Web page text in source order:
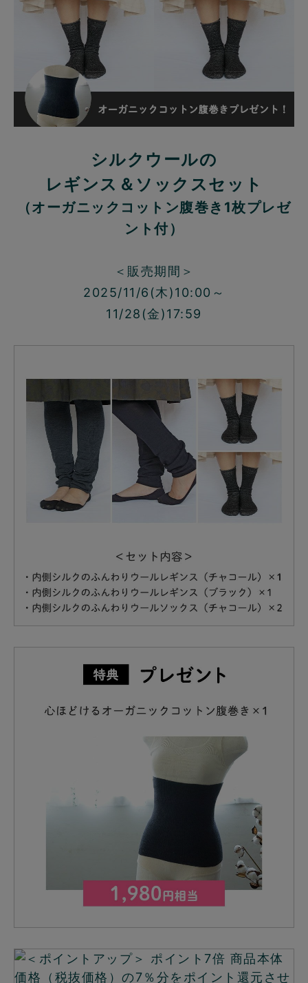
シルクウールの
レギンス＆ソックスセット
（オーガニックコットン腹巻き1枚プレゼ
ント付）
＜販売期間＞
2025/11/6(木)10:00～
11/28(金)17:59